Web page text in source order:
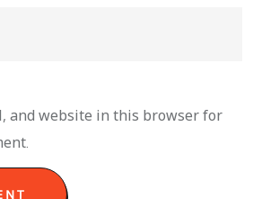
and website in this browser for